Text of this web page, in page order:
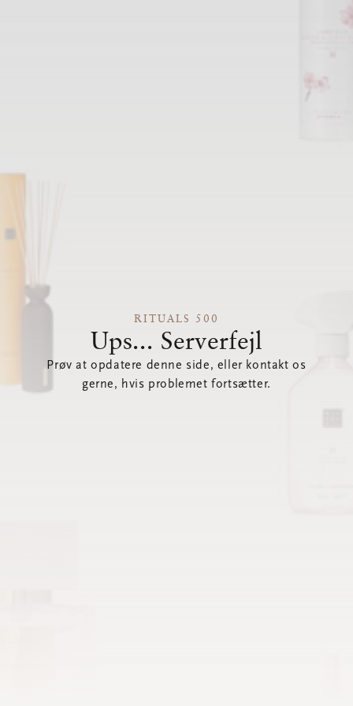
RITUALS 500
Ups... Serverfejl
Prøv at opdatere denne side, eller kontakt os
gerne, hvis problemet fortsætter.